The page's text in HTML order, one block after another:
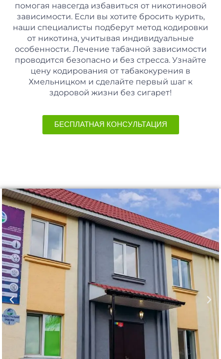
помогая навсегда избавиться от никотиновой
зависимости. Если вы хотите бросить курить,
наши специалисты подберут метод кодировки
от никотина, учитывая индивидуальные
особенности. Лечение табачной зависимости
проводится безопасно и без стресса. Узнайте
цену кодирования от табакокурения в
Хмельницком и сделайте первый шаг к
здоровой жизни без сигарет!
БЕСПЛАТНАЯ КОНСУЛЬТАЦИЯ